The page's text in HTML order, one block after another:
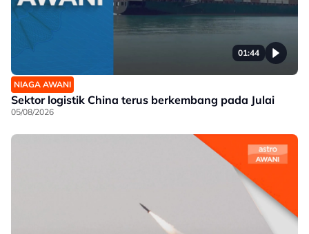
01:44
NIAGA AWANI
Sektor logistik China terus berkembang pada Julai
05/08/2026